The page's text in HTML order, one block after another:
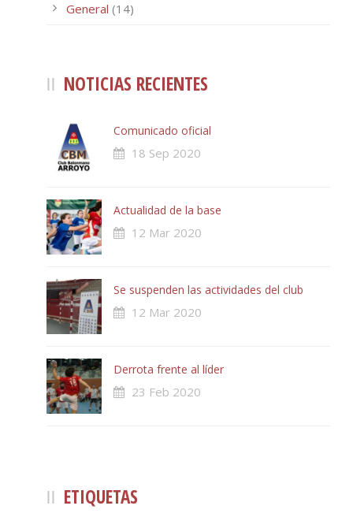
General (14)
NOTICIAS RECIENTES
Comunicado oficial
18 Sep 2020
Actualidad de la base
12 Mar 2020
Se suspenden las actividades del club
12 Mar 2020
Derrota frente al líder
23 Feb 2020
ETIQUETAS